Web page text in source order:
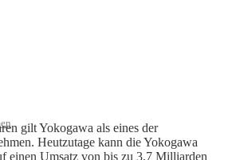
gilt Yokogawa als eines der
Heutzutage kann die Yokogawa
einen Umsatz von bis zu 3,7 Milliarden